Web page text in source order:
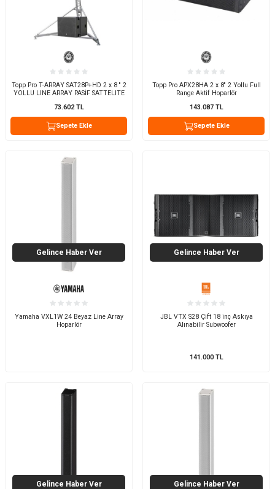
Topp Pro T-ARRAY SAT28P+HD 2 x 8 '' 2
YOLLU LINE ARRAY PASİF SATTELITE
73.602TL
Sepete Ekle
Topp Pro APX28HA 2 x 8'' 2 Yollu Full
Range Aktif Hoparlör
143.087TL
Sepete Ekle
Yamaha VXL1W 24 Beyaz Line Array
Hoparlör
Gelince Haber Ver
JBL VTX S28 Çift 18 inç Askıya
Alınabilir Subwoofer
141.000TL
Gelince Haber Ver
Gelince Haber Ver Gelince Haber Ver